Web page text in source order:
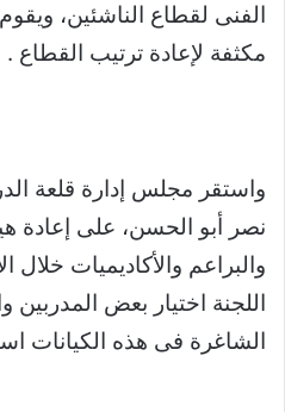
الفنى لقطاع الناشئين،
مكثفة لإعادة ترتيب القطاع .
واستقر مجلس إدارة قلعة
نصر أبو الحسن، على إعادة
والبراعم والأكاديميات خلال
اللجنة اختيار بعض المدربين
الشاغرة فى هذه الكيانات